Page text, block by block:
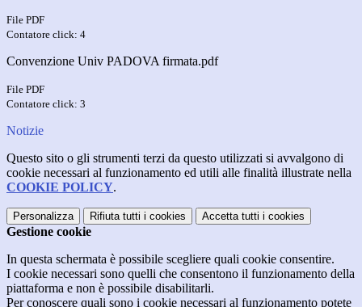
File PDF
Contatore click: 4
Convenzione Univ PADOVA firmata.pdf
File PDF
Contatore click: 3
Notizie
Questo sito o gli strumenti terzi da questo utilizzati si avvalgono di
cookie necessari al funzionamento ed utili alle finalità illustrate nella
COOKIE POLICY.
Personalizza Rifiuta tutti i cookies Accetta tutti i cookies
Gestione cookie
In questa schermata è possibile scegliere quali cookie consentire.
I cookie necessari sono quelli che consentono il funzionamento della
piattaforma e non è possibile disabilitarli.
Per conoscere quali sono i cookie necessari al funzionamento potete